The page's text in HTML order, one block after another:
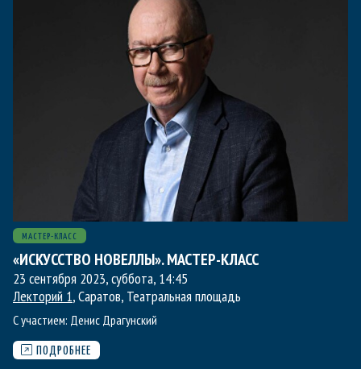
МАСТЕР-КЛАСС
«ИСКУССТВО НОВЕЛЛЫ». МАСТЕР-КЛАСС
23 сентября 2023, суббота, 14:45
Лекторий 1, Саратов, Театральная площадь
С участием: Денис Драгунский
ПОДРОБНЕЕ